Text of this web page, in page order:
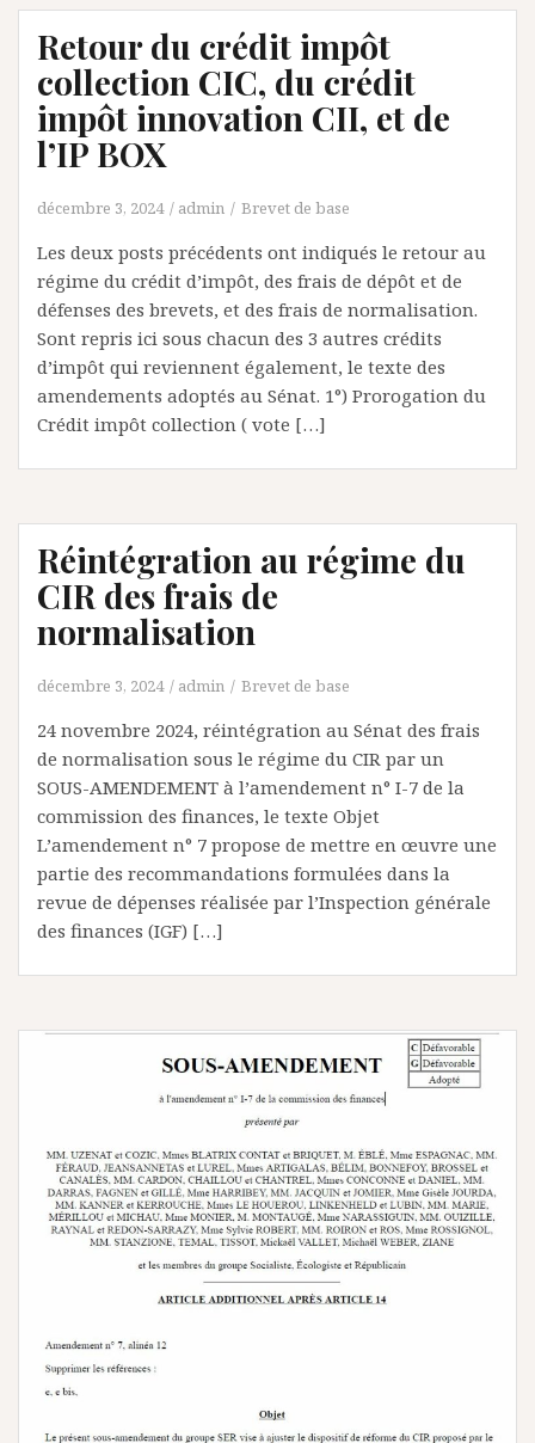
Retour du crédit impôt
collection CIC, du crédit
impôt innovation CII, et de
l’IP BOX
décembre 3, 2024 admin Brevet de base
Les deux posts précédents ont indiqués le retour au
régime du crédit d’impôt, des frais de dépôt et de
défenses des brevets, et des frais de normalisation.
Sont repris ici sous chacun des 3 autres crédits
d’impôt qui reviennent également, le texte des
amendements adoptés au Sénat. 1°) Prorogation du
Crédit impôt collection ( vote […]
Réintégration au régime du
CIR des frais de
normalisation
décembre 3, 2024 admin Brevet de base
24 novembre 2024, réintégration au Sénat des frais
de normalisation sous le régime du CIR par un
SOUS-AMENDEMENT à l’amendement n° I-7 de la
commission des finances, le texte Objet
L’amendement n° 7 propose de mettre en œuvre une
partie des recommandations formulées dans la
revue de dépenses réalisée par l’Inspection générale
des finances (IGF) […]